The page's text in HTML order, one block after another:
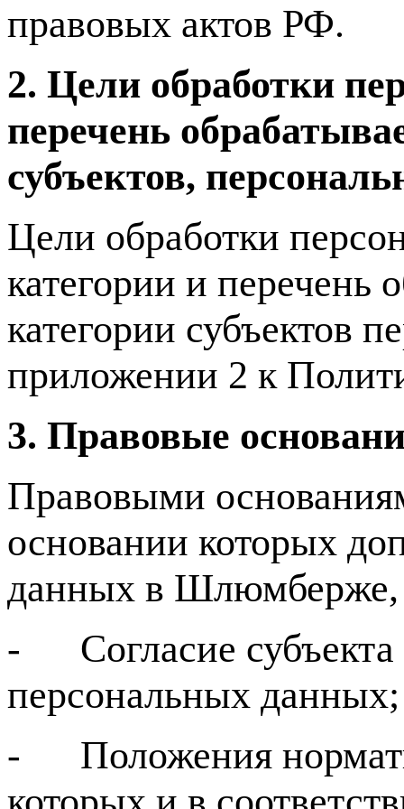
правовых актов РФ.
2. Цели обработки
перечень
субъектов,
Цели обработки
категории и
категории субъектов
приложении 2 к
3. Правовые
Правовыми
основании которых
данных в Шлюмберже,
- Согласие субъекта
персональных данных;
- Положения